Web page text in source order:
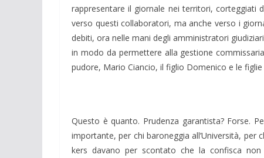
rappresentare il gior­nale nei terri­tori, corteggiati
verso que­sti collaboratori, ma anche verso i
de­biti, ora nel­le mani degli amministratori
in modo da permettere alla gestione
pudore, Mario Ciancio, il figlio Domenico e le figlie
Questo è quanto. Prudenza garantista? Forse.
importante, per chi baro­neggia all’Università,
kers davano per scontato che la confisca